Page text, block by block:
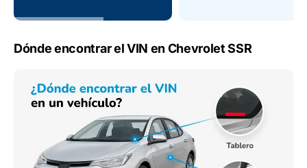
Dónde encontrar el VIN en Chevrolet SSR